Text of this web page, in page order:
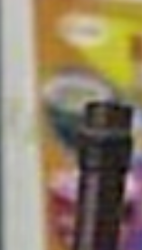
(1,9 junio) y de los precios
privadas y universidades
que una familia del
equivalentes a dos